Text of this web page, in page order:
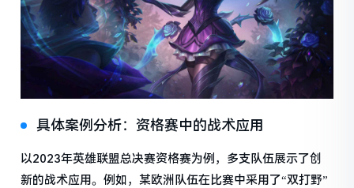
具体案例分析：资格赛中的战术应用
以2023年英雄联盟总决赛资格赛为例，多支队伍展示了创
新的战术应用。例如，某欧洲队伍在比赛中采用了“双打野”